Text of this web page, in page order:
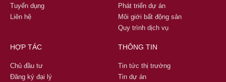
Tuyển dụng
Liên hệ
Phát triển dự án
Môi giới bất động sản
Quy trình dịch vụ
HỢP TÁC
Chủ đầu tư
Đăng ký đại lý
THÔNG TIN
Tin tức thị trường
Tin dự án